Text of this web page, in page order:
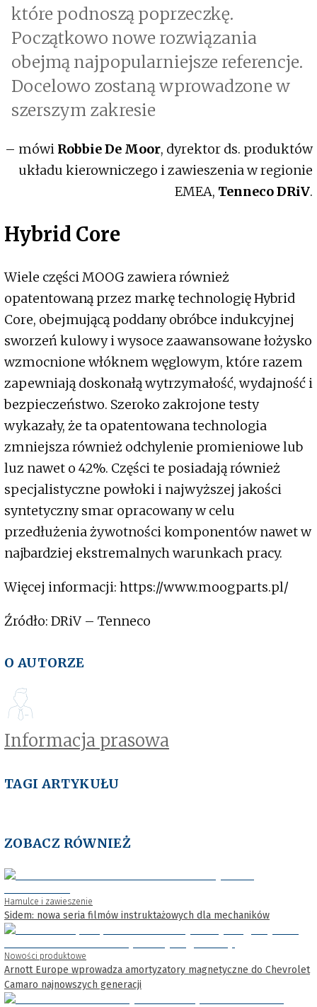
które podnoszą poprzeczkę.
Początkowo nowe rozwiązania
obejmą najpopularniejsze referencje.
Docelowo zostaną wprowadzone w
szerszym zakresie
– mówi Robbie De Moor, dyrektor ds. produktów
układu kierowniczego i zawieszenia w regionie
EMEA, Tenneco DRiV.
Hybrid Core
Wiele części MOOG zawiera również
opatentowaną przez markę technologię Hybrid
Core, obejmującą poddany obróbce indukcyjnej
sworzeń kulowy i wysoce zaawansowane łożysko
wzmocnione włóknem węglowym, które razem
zapewniają doskonałą wytrzymałość, wydajność i
bezpieczeństwo. Szeroko zakrojone testy
wykazały, że ta opatentowana technologia
zmniejsza również odchylenie promieniowe lub
luz nawet o 42%. Części te posiadają również
specjalistyczne powłoki i najwyższej jakości
syntetyczny smar opracowany w celu
przedłużenia żywotności komponentów nawet w
najbardziej ekstremalnych warunkach pracy.
Więcej informacji: https://www.moogparts.pl/
Źródło: DRiV – Tenneco
O AUTORZE
Informacja prasowa
TAGI ARTYKUŁU
ZOBACZ RÓWNIEŻ
Hamulce i zawieszenie
Sidem: nowa seria filmów instruktażowych dla mechaników
Nowości produktowe
Arnott Europe wprowadza amortyzatory magnetyczne do Chevrolet
Camaro najnowszych generacji